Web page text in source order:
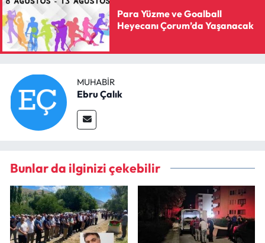
Para Yüzme ve Goalball
Heyecanı Çorum’da Yaşanacak
MUHABIR
Ebru Çalık
Bunlar da ilginizi çekebilir
Yayla Haber
Yemek Tarifleri